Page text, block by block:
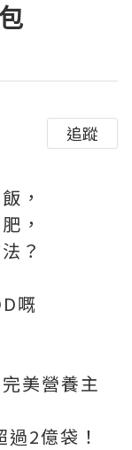
追蹤
，
，
？
嘅
美營養主
2億袋！